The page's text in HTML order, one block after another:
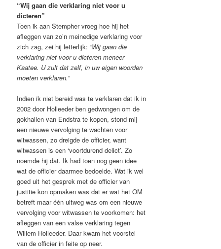
“Wij gaan die verklaring niet voor u
dicteren”
Toen ik aan Stempher vroeg hoe hij het
afleggen van zo’n meinedige verklaring voor
zich zag, zei hij letterlijk: “Wij gaan die
verklaring niet voor u dicteren meneer
Kaatee. U zult dat zelf, in uw eigen woorden
moeten verklaren.”
Indien ik niet bereid was te verklaren dat ik in
2002 door Holleeder ben gedwongen om de
gokhallen van Endstra te kopen, stond mij
een nieuwe vervolging te wachten voor
witwassen, zo dreigde de officier, want
witwassen is een ‘voortdurend delict’. Zo
noemde hij dat. Ik had toen nog geen idee
wat de officier daarmee bedoelde. Wat ik wel
goed uit het gesprek met de officier van
justitie kon opmaken was dat er wat het OM
betreft maar één uitweg was om een nieuwe
vervolging voor witwassen te voorkomen: het
afleggen van een valse verklaring tegen
Willem Holleeder. Daar kwam het voorstel
van de officier in feite op neer.